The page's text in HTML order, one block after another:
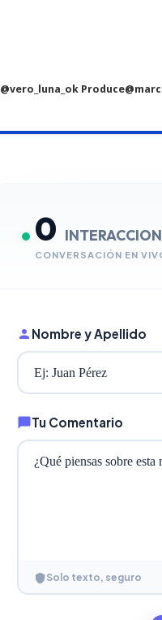
@vero_luna_ok
0
CONVERSACIÓN EN
Nombre y Apellido
Tu Comentario
Solo texto, seguro